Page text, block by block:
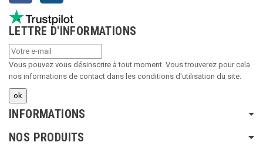
LETTRE D'INFORMATIONS
Vous pouvez vous désinscrire à tout moment. Vous trouverez pour cela
nos informations de contact dans les conditions d'utilisation du site.
INFORMATIONS
NOS PRODUITS